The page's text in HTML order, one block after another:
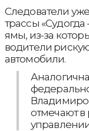
Следователи
трассы
ямы, из-за
водители
автомобили.
отмечают